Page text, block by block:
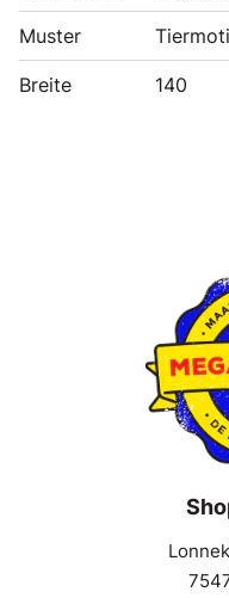
Muster
Breite 140